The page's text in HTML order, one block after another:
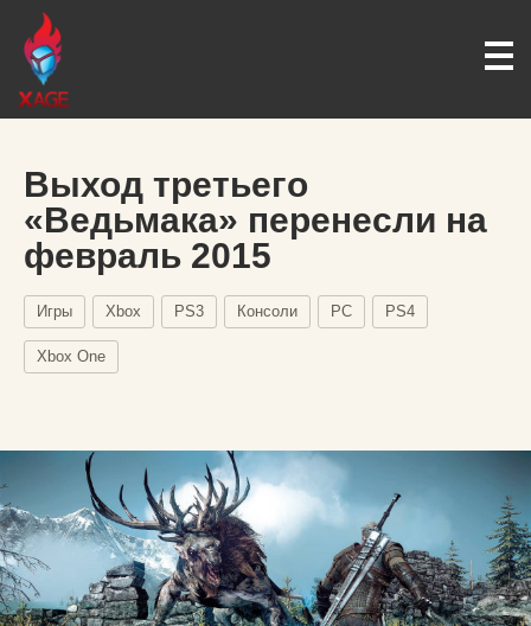
Выход третьего
«Ведьмака» перенесли на
февраль 2015
Игры Xbox PS3 Консоли PC PS4
Xbox One